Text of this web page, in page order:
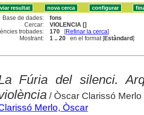
Base de dades:
fons
Cercar:
VIOLENCIA []
trobades:
170 [Refinar la cerca]
Mostrant:
1 .. 20 en el format [Estàndard]
Fúria del silenci.
/ Òscar Clarissó Merlo
Merlo, Òscar